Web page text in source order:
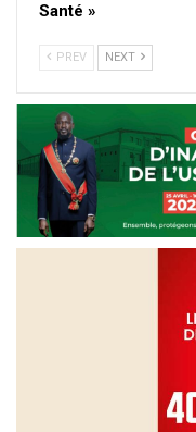
Santé »
PREV NEXT